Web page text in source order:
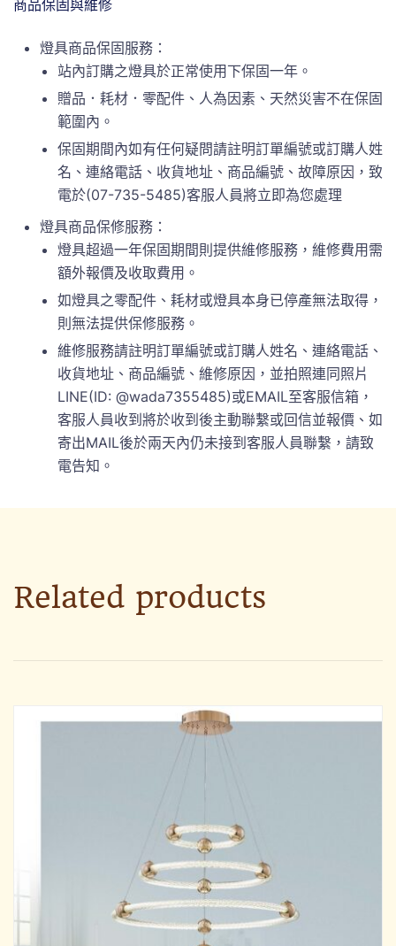
商品保固與維修
燈具商品保固服務：
站內訂購之燈具於正常使用下保固一年。
贈品．耗材．零配件、人為因素、天然災害不在保固
範圍內。
保固期間內如有任何疑問請註明訂單編號或訂購人姓
名、連絡電話、收貨地址、商品編號、故障原因，致
電於(07-735-5485)客服人員將立即為您處理
燈具商品保修服務：
燈具超過一年保固期間則提供維修服務，維修費用需
額外報價及收取費用。
如燈具之零配件、耗材或燈具本身已停產無法取得，
則無法提供保修服務。
維修服務請註明訂單編號或訂購人姓名、連絡電話、
收貨地址、商品編號、維修原因，並拍照連同照片
LINE(ID: @wada7355485)或EMAIL至客服信箱，
客服人員收到將於收到後主動聯繫或回信並報價、如
寄出MAIL後於兩天內仍未接到客服人員聯繫，請致
電告知。
Related products